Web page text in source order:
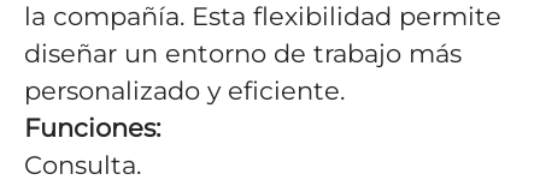
la compañía. Esta flexibilidad permite
diseñar un entorno de trabajo más
personalizado y eficiente.
Funciones:
Consulta.